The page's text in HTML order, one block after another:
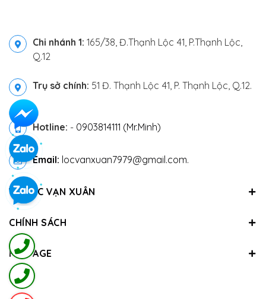
Chi nhánh 1: 165/38, Đ.Thạnh Lộc 41, P.Thạnh Lộc,
Q.12
Trụ sở chính: 51 Đ. Thạnh Lộc 41, P. Thạnh Lộc, Q.12.
Hotline: - 0903814111 (Mr.Minh)
Email: locvanxuan7979@gmail.com.
VỀ LỘC VẠN XUÂN
CHÍNH SÁCH
FANPAGE